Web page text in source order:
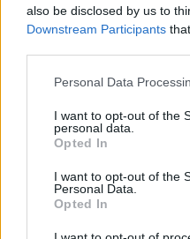
also be disclosed by us to
Downstream Participants
Please note that this
not limited to your visit or
grant or deny consent to
use your data for below
consent section.
Personal Data
I want to opt-out of the
personal data.
Opted In
I want to opt-out of the
Personal Data.
Opted In
A blogon a BKV-s
meg budapesti képek,
csomópontokról,
benne, hogy nem csak a
Budapesttel foglalkozó
orvosolják. Már…
Emberi
BKV figyelő.hu• 2008. május 16.